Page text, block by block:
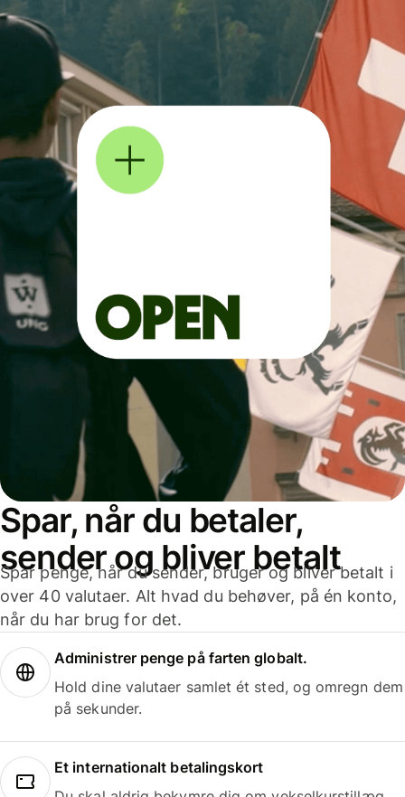
Spar, når du betaler,
sender og bliver betalt
Spar penge, når du sender, bruger og bliver betalt i
over 40 valutaer. Alt hvad du behøver, på én konto,
når du har brug for det.
Administrer penge på farten globalt.
Hold dine valutaer samlet ét sted, og omregn dem
på sekunder.
Et internationalt betalingskort